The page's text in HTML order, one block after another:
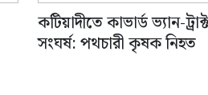
কটিয়াদীতে কাভার্ড ভ্যান-
সংঘর্ষ: পথচারী কৃষক নিহত